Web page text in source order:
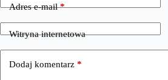
Adres e-mail*
Witryna internetowa
Dodaj komentarz *